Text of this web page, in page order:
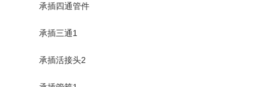
承插四通管件
承插三通1
承插活接头2